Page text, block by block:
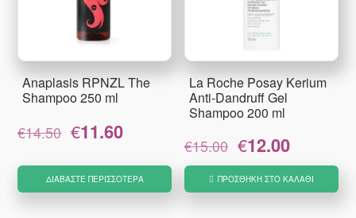
Anaplasis RPNZL The
Shampoo 250 ml
€14.50
Original
price
€14.50.
€11.60
είναι:
€11.60.
ΔΙΑΒΆΣΤΕ ΠΕΡΙΣΣΌΤΕΡΑ
La Roche Posay Kerium
Anti-Dandruff Gel
Shampoo 200 ml
€15.00
Original
price
€15.00.
€12.00
είναι:
ΠΡΟΣΘΉΚΗ ΣΤΟ ΚΑΛΆΘΙ